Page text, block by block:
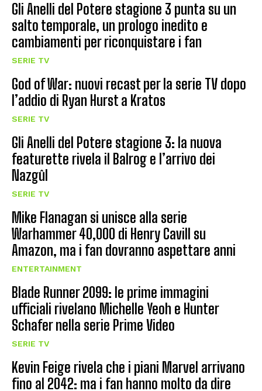
Gli Anelli del Potere stagione 3 punta su un
salto temporale, un prologo inedito e
cambiamenti per riconquistare i fan
SERIE TV
God of War: nuovi recast per la serie TV dopo
l’addio di Ryan Hurst a Kratos
SERIE TV
Gli Anelli del Potere stagione 3: la nuova
featurette rivela il Balrog e l’arrivo dei
Nazgûl
SERIE TV
Mike Flanagan si unisce alla serie
Warhammer 40,000 di Henry Cavill su
Amazon, ma i fan dovranno aspettare anni
ENTERTAINMENT
Blade Runner 2099: le prime immagini
ufficiali rivelano Michelle Yeoh e Hunter
Schafer nella serie Prime Video
SERIE TV
Kevin Feige rivela che i piani Marvel arrivano
fino al 2042: ma i fan hanno molto da dire